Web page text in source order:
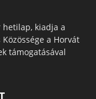
hetilap, kiadja a
a Horvát
támogatásával